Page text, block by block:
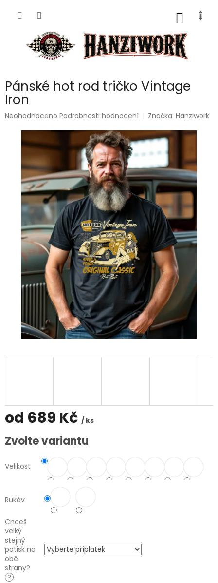
Pánské hot rod tričko Vintage
Iron
Průměrné
hvězdiček.
Neohodnoceno Podrobnosti hodnocení Značka:Hanziwork
od 689 Kč / ks
Měrná
cena:
Zvolte variantu
Velikost
Rukáv
Chceš
velký
stejný
potisk na
obě
strany?
?